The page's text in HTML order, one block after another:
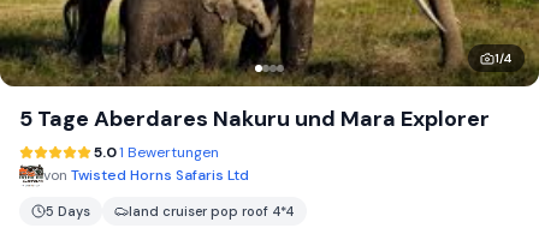
1/4
5 Tage Aberdares Nakuru und Mara Explorer
5.01 Bewertungen
von Twisted Horns Safaris Ltd
5 Days land cruiser pop roof 4*4